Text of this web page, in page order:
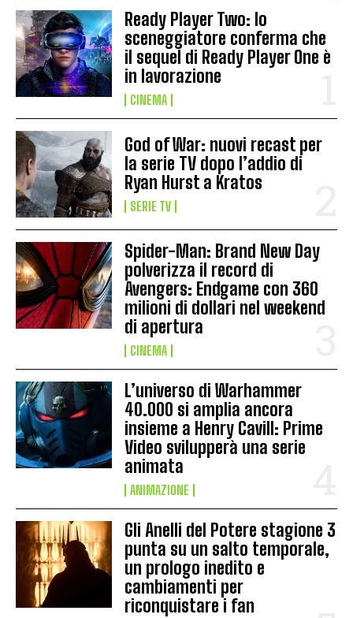
Ready Player Two: lo
sceneggiatore conferma che
il sequel di Ready Player One è
in lavorazione
CINEMA
God of War: nuovi recast per
la serie TV dopo l’addio di
Ryan Hurst a Kratos
SERIE TV
Spider-Man: Brand New Day
polverizza il record di
Avengers: Endgame con 360
milioni di dollari nel weekend
di apertura
CINEMA
L’universo di Warhammer
40.000 si amplia ancora
insieme a Henry Cavill: Prime
Video svilupperà una serie
animata
ANIMAZIONE
Gli Anelli del Potere stagione 3
punta su un salto temporale,
un prologo inedito e
cambiamenti per
riconquistare i fan